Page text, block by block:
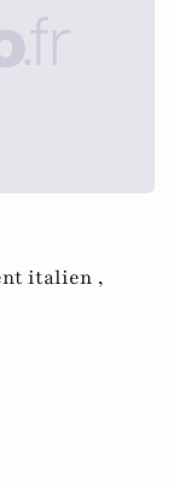
italien ,